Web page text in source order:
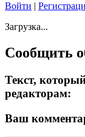
Войти |
Загрузка...
Сообщить
Текст,
редакторам:
Ваш